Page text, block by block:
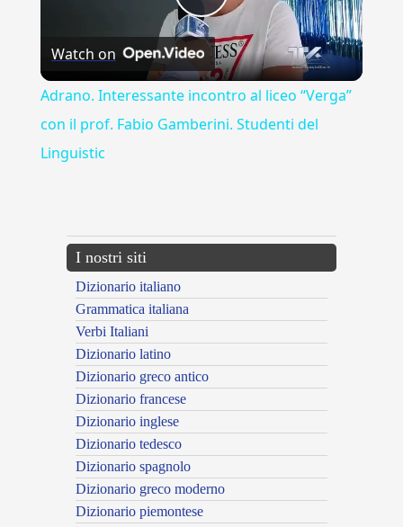
Play
Video
Watch on
Adrano. Interessante incontro al liceo “Verga”
con il prof. Fabio Gamberini. Studenti del
Linguistic
I nostri siti
Dizionario italiano
Grammatica italiana
Verbi Italiani
Dizionario latino
Dizionario greco antico
Dizionario francese
Dizionario inglese
Dizionario tedesco
Dizionario spagnolo
Dizionario greco moderno
Dizionario piemontese